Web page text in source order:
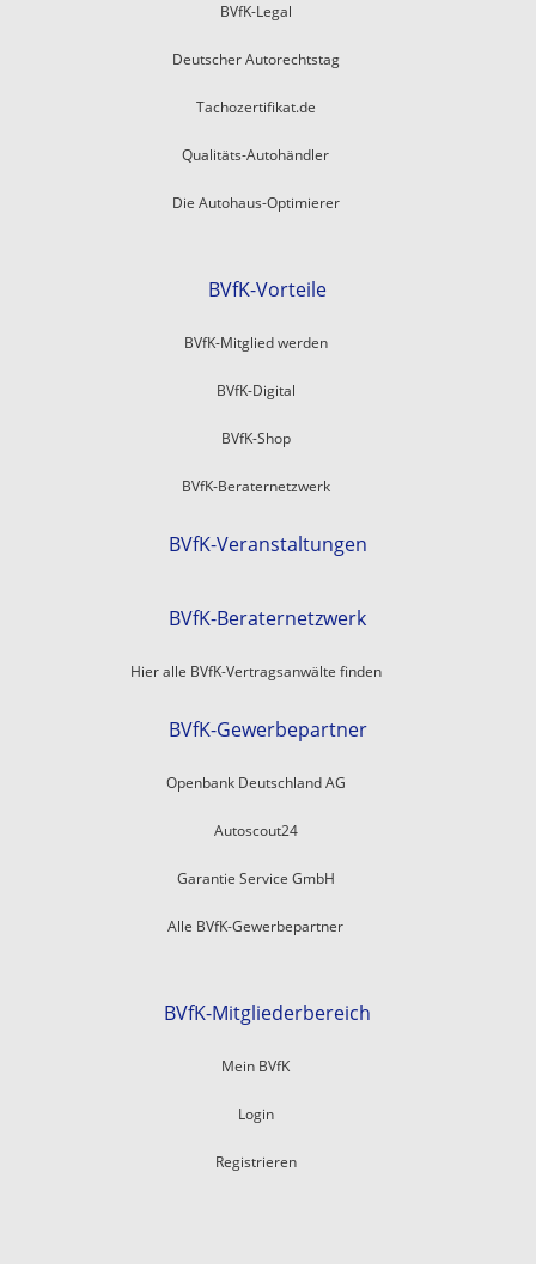
BVfK-Legal
Deutscher Autorechtstag
Tachozertifikat.de
Qualitäts-Autohändler
Die Autohaus-Optimierer
BVfK-Vorteile
BVfK-Mitglied werden
BVfK-Digital
BVfK-Shop
BVfK-Beraternetzwerk
BVfK-Veranstaltungen
BVfK-Beraternetzwerk
Hier alle BVfK-Vertragsanwälte finden
BVfK-Gewerbepartner
Openbank Deutschland AG
Autoscout24
Garantie Service GmbH
Alle BVfK-Gewerbepartner
BVfK-Mitgliederbereich
Mein BVfK
Login
Registrieren